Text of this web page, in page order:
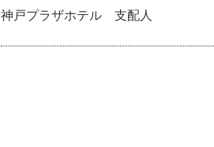
神戸プラザホテル 支配人